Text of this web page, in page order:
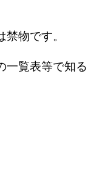
物です。
一覧表等で知る